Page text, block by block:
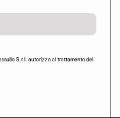
S.r.l. autorizzo al trattamento dei